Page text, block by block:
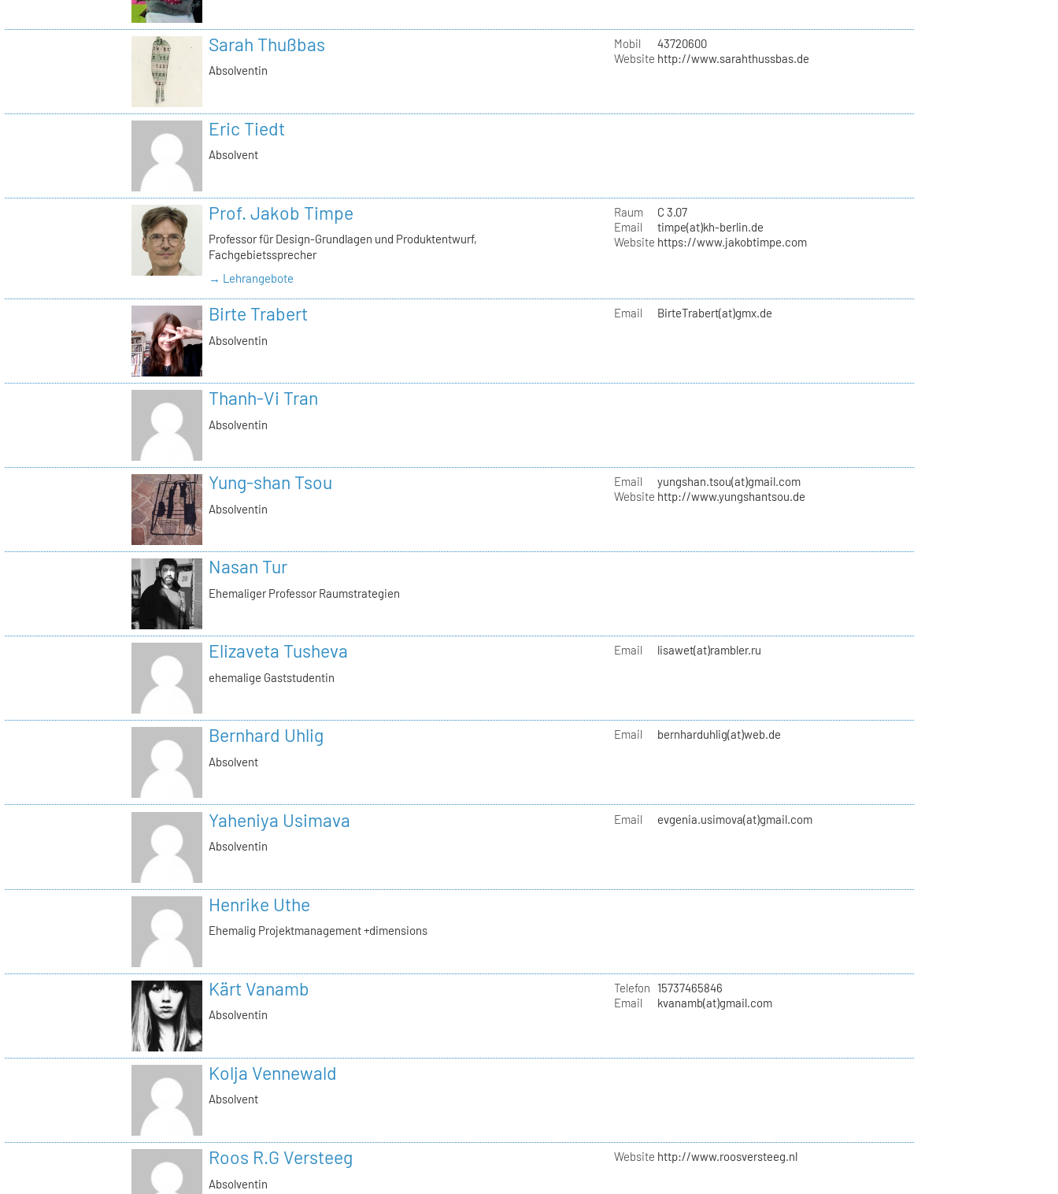
Sarah Thußbas
Absolventin
Mobil
43720600
Website http://www.sarahthussbas.de
Eric Tiedt
Absolvent
Prof. Jakob Timpe
Professor für Design-Grundlagen und Produktentwurf,
Fachgebietssprecher
→ Lehrangebote
Raum
C 3.07
Email
timpe(at)kh-berlin.de
Website https://www.jakobtimpe.com
Birte Trabert
Absolventin
Email BirteTrabert(at)gmx.de
Thanh-Vi Tran
Absolventin
Yung-shan Tsou
Absolventin
Email
yungshan.tsou(at)gmail.com
Website http://www.yungshantsou.de
Nasan Tur
Ehemaliger Professor Raumstrategien
Elizaveta Tusheva
ehemalige Gaststudentin
Email lisawet(at)rambler.ru
Bernhard Uhlig
Absolvent
Email bernharduhlig(at)web.de
Yaheniya Usimava
Absolventin
Email evgenia.usimova(at)gmail.com
Henrike Uthe
Ehemalig Projektmanagement +dimensions
Kärt Vanamb
Absolventin
Telefon
15737465846
Email
kvanamb(at)gmail.com
Kolja Vennewald
Absolvent
Roos R.G Versteeg
Absolventin
Website http://www.roosversteeg.nl